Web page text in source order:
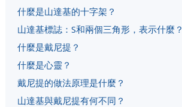
什麼是山達基的十字架？
山達基標誌：S和兩個三角形，表示什麼？
什麼是戴尼提？
什麼是心靈？
戴尼提的做法原理是什麼？
山達基與戴尼提有何不同？